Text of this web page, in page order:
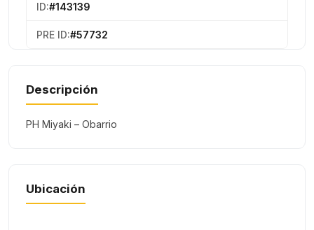
ID:#143139
PRE ID:#57732
Descripción
PH Miyaki – Obarrio
Ubicación